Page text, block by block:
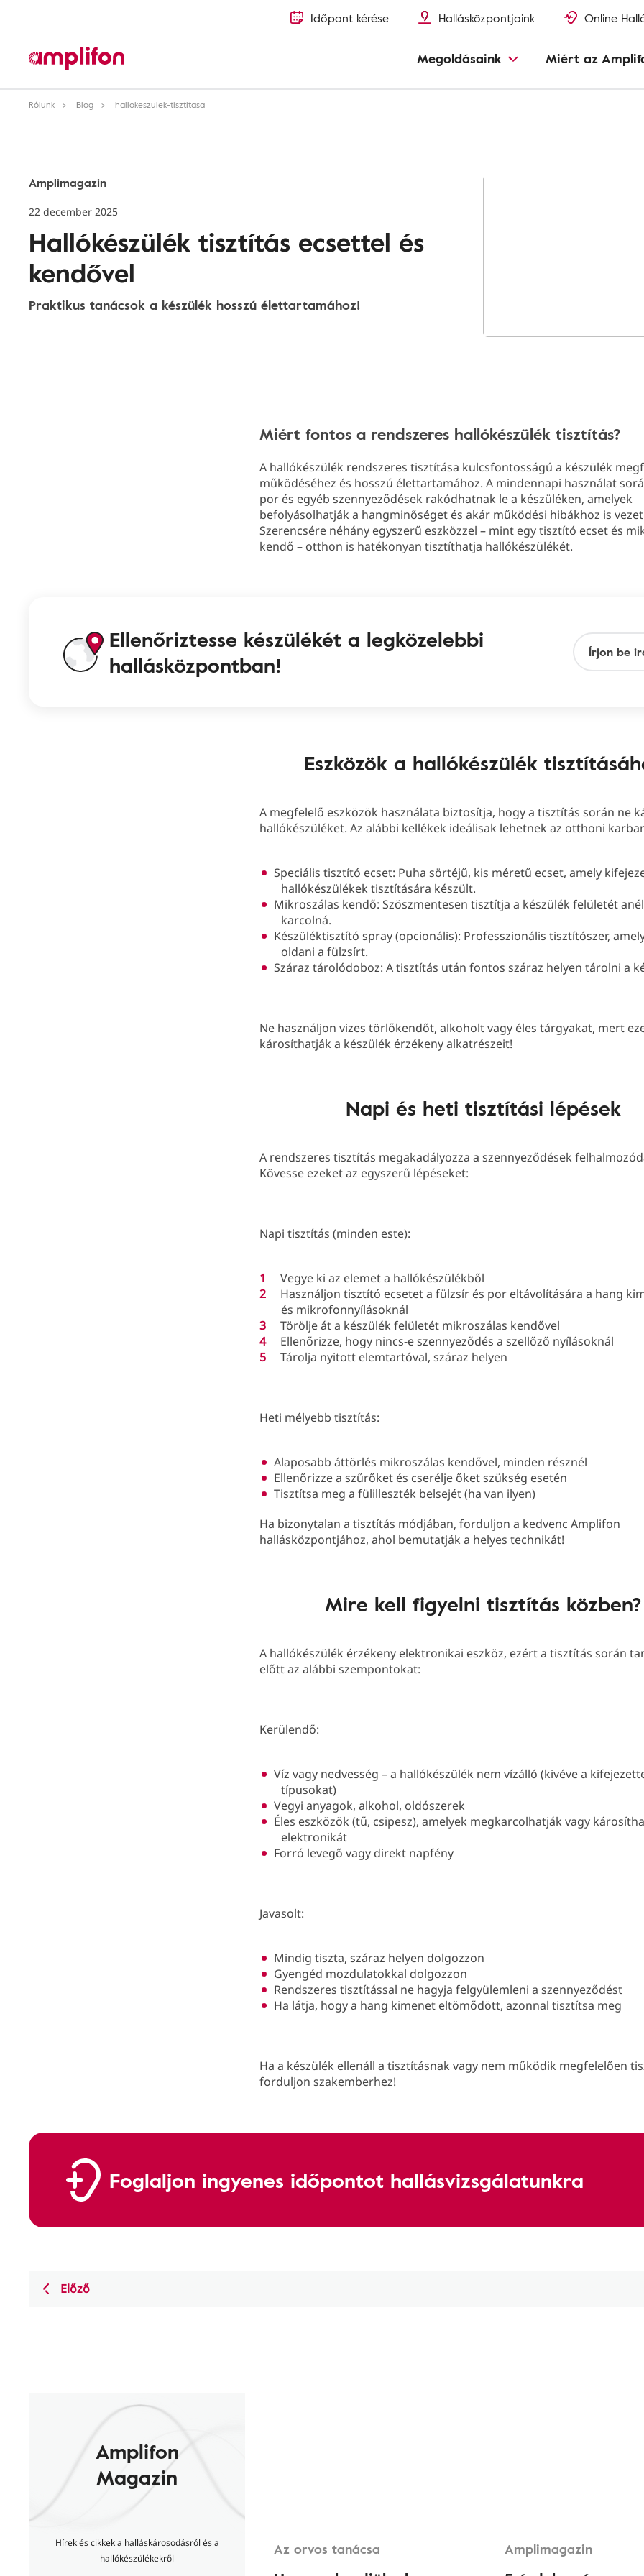
Időpont kérése Hallásközpontjaink Online
Megoldásaink Miért az
Rólunk Blog hallokeszulek-tisztitasa
Amplimagazin
22 december 2025
Hallókészülék tisztítás ecsettel és
kendővel
Praktikus tanácsok a készülék hosszú élettartamához!
Miért fontos a rendszeres hallókészülék tisztítás?
A hallókészülék rendszeres tisztítása kulcsfontosságú a készülék
működéséhez és hosszú élettartamához. A mindennapi használat
por és egyéb szennyeződések rakódhatnak le a készüléken, amelyek
befolyásolhatják a hangminőséget és akár működési hibákhoz is
Szerencsére néhány egyszerű eszközzel – mint egy tisztító ecset és
kendő – otthon is hatékonyan tisztíthatja hallókészülékét.
Ellenőriztesse készülékét a legközelebbi
hallásközpontban!
Eszközök a hallókészülék
A megfelelő eszközök használata biztosítja, hogy a tisztítás során ne
hallókészüléket. Az alábbi kellékek ideálisak lehetnek az otthoni
Speciális tisztító ecset: Puha sörtéjű, kis méretű ecset, amely
hallókészülékek tisztítására készült.
Mikroszálas kendő: Szöszmentesen tisztítja a készülék felületét
karcolná.
Készüléktisztító spray (opcionális): Professzionális tisztítószer,
oldani a fülzsírt.
Száraz tárolódoboz: A tisztítás után fontos száraz helyen tárolni a
Ne használjon vizes törlőkendőt, alkoholt vagy éles tárgyakat, mert
károsíthatják a készülék érzékeny alkatrészeit!
Napi és heti tisztítási lépések
A rendszeres tisztítás megakadályozza a szennyeződések
Kövesse ezeket az egyszerű lépéseket:
Napi tisztítás (minden este):
Vegye ki az elemet a hallókészülékből
Használjon tisztító ecsetet a fülzsír és por eltávolítására a hang
és mikrofonnyílásoknál
Törölje át a készülék felületét mikroszálas kendővel
Ellenőrizze, hogy nincs-e szennyeződés a szellőző nyílásoknál
Tárolja nyitott elemtartóval, száraz helyen
Heti mélyebb tisztítás:
Alaposabb áttörlés mikroszálas kendővel, minden résznél
Ellenőrizze a szűrőket és cserélje őket szükség esetén
Tisztítsa meg a fülilleszték belsejét (ha van ilyen)
Ha bizonytalan a tisztítás módjában, forduljon a kedvenc Amplifon
hallásközpontjához, ahol bemutatják a helyes technikát!
Mire kell figyelni tisztítás közben?
A hallókészülék érzékeny elektronikai eszköz, ezért a tisztítás során
előtt az alábbi szempontokat:
Kerülendő:
Víz vagy nedvesség – a hallókészülék nem vízálló (kivéve a
típusokat)
Vegyi anyagok, alkohol, oldószerek
Éles eszközök (tű, csipesz), amelyek megkarcolhatják vagy
elektronikát
Forró levegő vagy direkt napfény
Javasolt:
Mindig tiszta, száraz helyen dolgozzon
Gyengéd mozdulatokkal dolgozzon
Rendszeres tisztítással ne hagyja felgyülemleni a szennyeződést
Ha látja, hogy a hang kimenet eltömődött, azonnal tisztítsa meg
Ha a készülék ellenáll a tisztításnak vagy nem működik megfelelően
forduljon szakemberhez!
Foglaljon ingyenes időpontot hallásvizsgálatunkra
Előző
Amplifon
Magazin
Hírek és cikkek a halláskárosodásról és a
hallókészülékekről
Az orvos tanácsa Amplimagazin